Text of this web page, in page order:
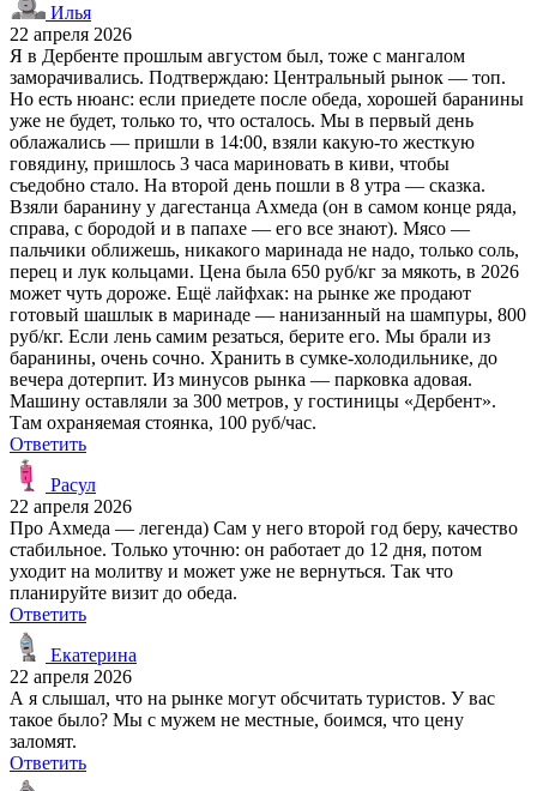
Илья
22 апреля 2026
Я в Дербенте прошлым августом был, тоже с мангалом
заморачивались. Подтверждаю: Центральный рынок — топ.
Но есть нюанс: если приедете после обеда, хорошей баранины
уже не будет, только то, что осталось. Мы в первый день
облажались — пришли в 14:00, взяли какую-то жесткую
говядину, пришлось 3 часа мариновать в киви, чтобы
съедобно стало. На второй день пошли в 8 утра — сказка.
Взяли баранину у дагестанца Ахмеда (он в самом конце ряда,
справа, с бородой и в папахе — его все знают). Мясо —
пальчики оближешь, никакого маринада не надо, только соль,
перец и лук кольцами. Цена была 650 руб/кг за мякоть, в 2026
может чуть дороже. Ещё лайфхак: на рынке же продают
готовый шашлык в маринаде — нанизанный на шампуры, 800
руб/кг. Если лень самим резаться, берите его. Мы брали из
баранины, очень сочно. Хранить в сумке-холодильнике, до
вечера дотерпит. Из минусов рынка — парковка адовая.
Машину оставляли за 300 метров, у гостиницы «Дербент».
Там охраняемая стоянка, 100 руб/час.
Ответить
Расул
22 апреля 2026
Про Ахмеда — легенда) Сам у него второй год беру, качество
стабильное. Только уточню: он работает до 12 дня, потом
уходит на молитву и может уже не вернуться. Так что
планируйте визит до обеда.
Ответить
Екатерина
22 апреля 2026
А я слышал, что на рынке могут обсчитать туристов. У вас
такое было? Мы с мужем не местные, боимся, что цену
заломят.
Ответить